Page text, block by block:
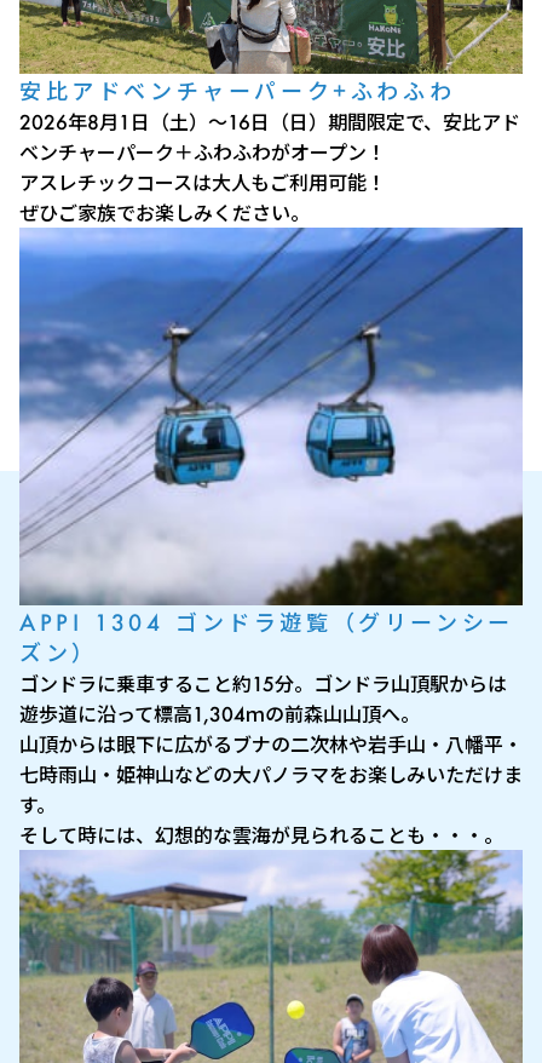
安比アドベンチャーパーク+ふわふわ
2026年8月1日（土）～16日（日）期間限定で、安比アド
ベンチャーパーク＋ふわふわがオープン！
アスレチックコースは大人もご利用可能！
ぜひご家族でお楽しみください。
APPI 1304 ゴンドラ遊覧（グリーンシー
ズン）
ゴンドラに乗車すること約15分。ゴンドラ山頂駅からは
遊歩道に沿って標高1,304ｍの前森山山頂へ。
山頂からは眼下に広がるブナの二次林や岩手山・八幡平・
七時雨山・姫神山などの大パノラマをお楽しみいただけま
す。
そして時には、幻想的な雲海が見られることも・・・。